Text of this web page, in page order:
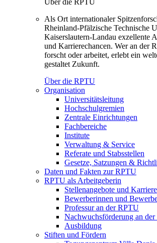
Als Ort internationaler
Rheinland-Pfälzische Technische
Kaiserslautern-Landau exzellente
und Karrierechancen. Wer an der
forscht oder arbeitet, erlebt ein
gestaltet Zukunft.
Über die RPTU
Organisation
Universitätsleitung
Hochschulgremien
Zentrale Einrichtungen
Fachbereiche
Institute
Verwaltung & Service
Referate und Stabsstellen
Gesetze, Satzungen &
Daten und Fakten zur RPTU
RPTU als Arbeitgeberin
Stellenangebote und Karriere
Bewerberinnen und
Professur an der RPTU
Nachwuchsförderung an
Ausbildung
Stiften und Fördern